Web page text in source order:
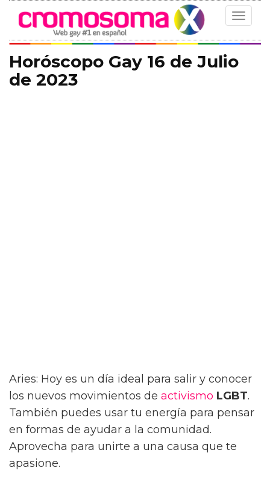
Toggle
Horóscopo Gay 16 de Julio
de 2023
Aries: Hoy es un día ideal para salir y conocer
los nuevos movimientos de activismo LGBT.
También puedes usar tu energía para pensar
en formas de ayudar a la comunidad.
Aprovecha para unirte a una causa que te
apasione.